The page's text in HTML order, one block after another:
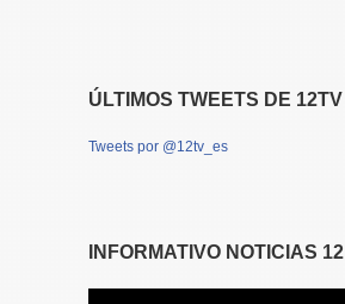
ÚLTIMOS TWEETS DE 12TV
Tweets por @12tv_es
INFORMATIVO NOTICIAS 12